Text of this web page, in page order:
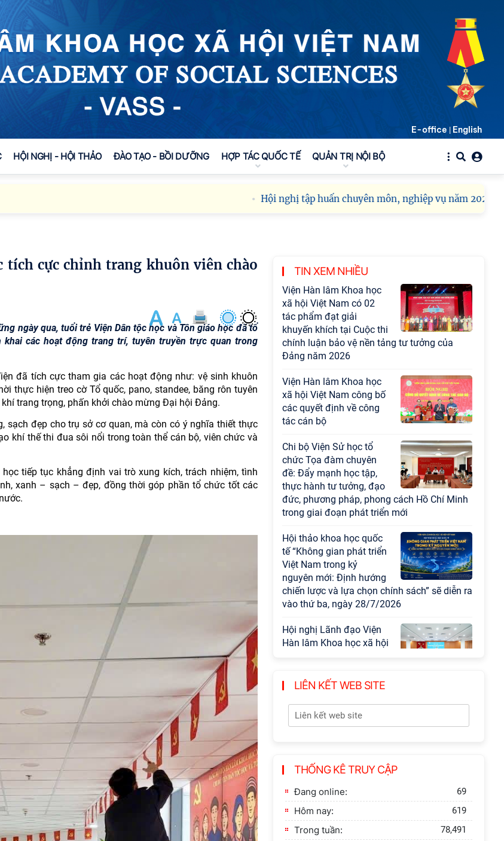
E-office | English
HỘI NGHỊ - HỘI THẢO ĐÀO TẠO - BỒI DƯỠNG HỢP TÁC QUỐC TẾ QUẢN TRỊ NỘI BỘ
Hội nghị tập huấn chuyên môn, nghiệp vụ năm 2026 của
ngày qua, tuổi trẻ Viện Dân tộc học và Tôn giáo học đã tổ
các hoạt động trang trí, tuyên truyền trực quan trong
đã tích cực tham gia các hoạt động như: vệ sinh khuôn
thực hiện treo cờ Tổ quốc, pano, standee, băng rôn tuyên
trang trọng, phấn khởi chào mừng Đại hội Đảng.
sạch đẹp cho trụ sở cơ quan, mà còn có ý nghĩa thiết thực
khí thế thi đua sôi nổi trong toàn thể cán bộ, viên chức và
tiếp tục khẳng định vai trò xung kích, trách nhiệm, tình
xanh – sạch – đẹp, đồng thời góp phần tổ chức tốt các
TIN XEM NHIỀU
Chi bộ Viện Sử học tổ
chức Tọa đàm chuyên
đề: Đẩy mạnh học tập,
thực hành tư tưởng, đạo
đức, phương pháp, phong cách Hồ Chí Minh
tế “Không gian phát triển
Việt Nam trong kỷ
nguyên mới: Định hướng
vào thứ ba, ngày 28/7/2026
Chương trình khoa học và công nghệ trọng
điểm cấp Bộ
Hội thảo khoa học "Kinh
tế Việt Nam 6 tháng đầu
năm 2026: Thách thức,
động lực và triển vọng
phát triển"
Hội nghị Ban Chỉ đạo về
dữ liệu Viện Hàn lâm
Khoa học xã hội Việt
Nam
Thông báo bổ sung về
việc tuyển sinh đào tạo
trình độ tiến sĩ đợt 1 năm
2026
Hội thảo quốc tế "Không
gian phát triển Việt Nam
trong kỷ nguyên mới:
Định hướng chiến lược
và lựa chọn chính sách”
Khai quật công trường
khai thác đá xây dựng
Thành Nhà Hồ ở núi An
Tôn
LIÊN KẾT WEB SITE
THỐNG KÊ TRUY CẬP
Đang online: 69
Hôm nay: 619
Trong tuần: 78,491